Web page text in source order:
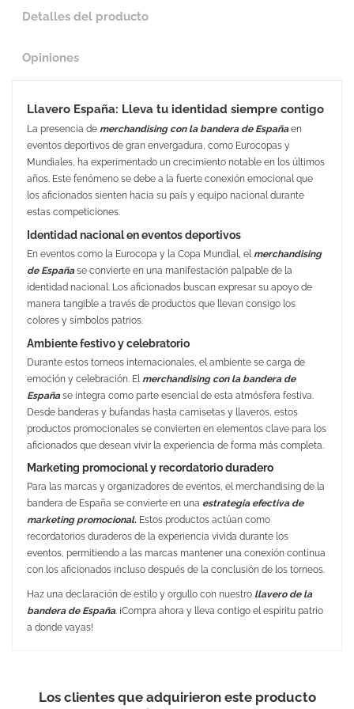
Detalles del producto
Opiniones
Llavero España: Lleva tu identidad siempre contigo
La presencia de merchandising con la bandera de Españaen
eventos deportivos de gran envergadura, como Eurocopas y
Mundiales, ha experimentado un crecimiento notable en los últimos
años. Este fenómeno se debe a la fuerte conexión emocional que
los aficionados sienten hacia su país y equipo nacional durante
estas competiciones.
Identidad nacional en eventos deportivos
En eventos como la Eurocopa y la Copa Mundial, elmerchandising
de Españase convierte en una manifestación palpable de la
identidad nacional. Los aficionados buscan expresar su apoyo de
manera tangible a través de productos que llevan consigo los
colores y símbolos patrios.
Ambiente festivo y celebratorio
Durante estos torneos internacionales, el ambiente se carga de
emoción y celebración. El merchandising con la bandera de
Españase integra como parte esencial de esta atmósfera festiva.
Desde banderas y bufandas hasta camisetas y llaveros, estos
productos promocionales se convierten en elementos clave para los
aficionados que desean vivir la experiencia de forma más completa.
Marketing promocional y recordatorio duradero
Para las marcas y organizadores de eventos, el merchandising de la
bandera de España se convierte en una estrategia efectiva de
marketing promocional. Estos productos actúan como
recordatorios duraderos de la experiencia vivida durante los
eventos, permitiendo a las marcas mantener una conexión continua
con los aficionados incluso después de la conclusión de los torneos.
Haz una declaración de estilo y orgullo con nuestro llavero de la
bandera de España. ¡Compra ahora y lleva contigo el espíritu patrio
a donde vayas!
Los clientes que adquirieron este producto